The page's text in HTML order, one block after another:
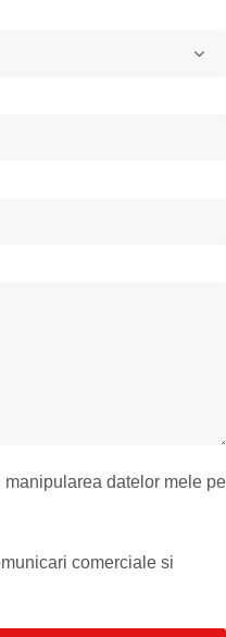
datelor mele pe
comerciale si